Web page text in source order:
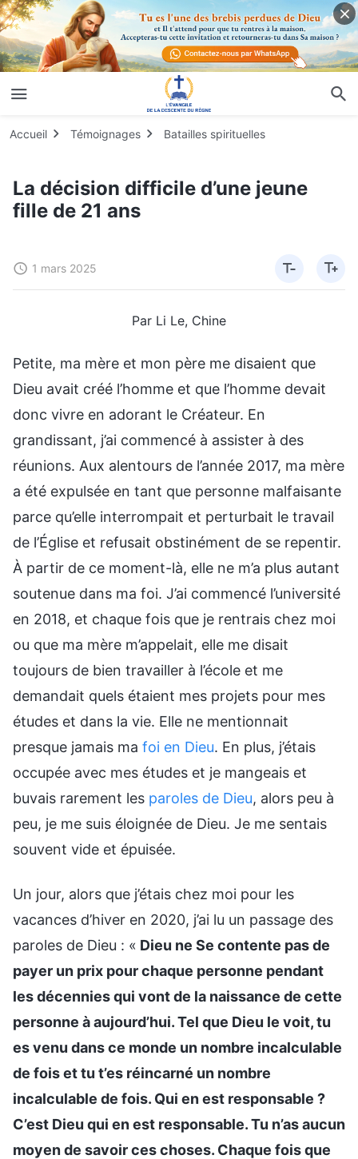
Accueil Témoignages Batailles spirituelles
La décision difficile d’une jeune
fille de 21 ans
1 mars 2025
Par Li Le, Chine
Petite, ma mère et mon père me disaient que
Dieu avait créé l’homme et que l’homme devait
donc vivre en adorant le Créateur. En
grandissant, j’ai commencé à assister à des
réunions. Aux alentours de l’année 2017, ma mère
a été expulsée en tant que personne malfaisante
parce qu’elle interrompait et perturbait le travail
de l’Église et refusait obstinément de se repentir.
À partir de ce moment-là, elle ne m’a plus autant
soutenue dans ma foi. J’ai commencé l’université
en 2018, et chaque fois que je rentrais chez moi
ou que ma mère m’appelait, elle me disait
toujours de bien travailler à l’école et me
demandait quels étaient mes projets pour mes
études et dans la vie. Elle ne mentionnait
presque jamais ma foi en Dieu. En plus, j’étais
occupée avec mes études et je mangeais et
buvais rarement les paroles de Dieu, alors peu à
peu, je me suis éloignée de Dieu. Je me sentais
souvent vide et épuisée.
Un jour, alors que j’étais chez moi pour les
vacances d’hiver en 2020, j’ai lu un passage des
paroles de Dieu : « Dieu ne Se contente pas de
payer un prix pour chaque personne pendant
les décennies qui vont de la naissance de cette
personne à aujourd’hui. Tel que Dieu le voit, tu
es venu dans ce monde un nombre incalculable
de fois et tu t’es réincarné un nombre
incalculable de fois. Qui en est responsable ?
C’est Dieu qui en est responsable. Tu n’as aucun
moyen de savoir ces choses. Chaque fois que